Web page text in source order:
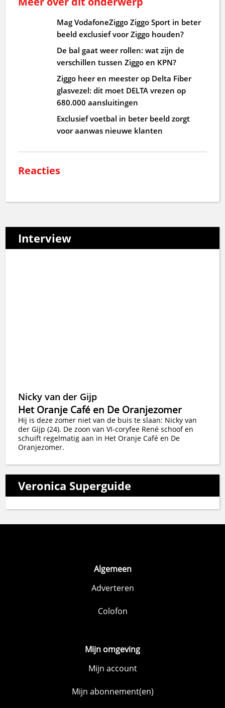
Mag VodafoneZiggo Ziggo Sport in beter
beeld exclusief voor Ziggo houden?
De bal gaat weer rollen: wat zijn de
verschillen tussen Ziggo en KPN?
Ziggo heer en meester op Delta Fiber
glasvezel: dit moet DELTA vrezen op
680.000 aansluitingen
Exclusief voetbal in beter beeld zorgt
voor aanwas nieuwe klanten
Reacties
Interview
Nicky van der Gijp
Het Oranje Café en De Oranjezomer
Hij is deze zomer niet van de buis te slaan: Nicky van
der Gijp (24). De zoon van VI-coryfee René schoof en
schuift regelmatig aan in Het Oranje Café en De
Oranjezomer.
Veronica Superguide
Algemeen
Adverteren
Colofon
Mijn omgeving
Mijn account
Mijn abonnement(en)